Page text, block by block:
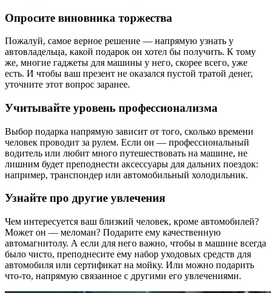
Опросите виновника торжества
Пожалуй, самое верное решение — напрямую узнать у
автовладельца, какой подарок он хотел бы получить. К тому
же, многие гаджеты для машины у него, скорее всего, уже
есть. И чтобы ваш презент не оказался пустой тратой денег,
уточните этот вопрос заранее.
Учитывайте уровень профессионализма
Выбор подарка напрямую зависит от того, сколько времени
человек проводит за рулем. Если он — профессиональный
водитель или любит много путешествовать на машине, не
лишним будет преподнести аксессуары для дальних поездок:
например, транспондер или автомобильный холодильник.
Узнайте про другие увлечения
Чем интересуется ваш близкий человек, кроме автомобилей?
Может он — меломан? Подарите ему качественную
автомагнитолу. А если для него важно, чтобы в машине всегда
было чисто, преподнесите ему набор уходовых средств для
автомобиля или сертификат на мойку. Или можно подарить
что-то, напрямую связанное с другими его увлечениями.